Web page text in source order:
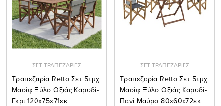
ΣΕΤ ΤΡΑΠΕΖΑΡΙΕΣ
Tραπεζαρία Retto Σετ 5τμχ
Μασίφ Ξύλο Οξιάς Καρυδί-
Γκρι 120x75x71εκ
ΣΕΤ ΤΡΑΠΕΖΑΡΙΕΣ
Tραπεζαρία Retto Σετ 5τμχ
Μασίφ Ξύλο Οξιάς Καρυδί-
Πανί Μαύρο 80x60x72εκ